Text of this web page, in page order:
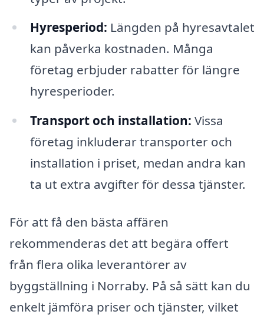
Hyresperiod: Längden på hyresavtalet
kan påverka kostnaden. Många
företag erbjuder rabatter för längre
hyresperioder.
Transport och installation: Vissa
företag inkluderar transporter och
installation i priset, medan andra kan
ta ut extra avgifter för dessa tjänster.
För att få den bästa affären
rekommenderas det att begära offert
från flera olika leverantörer av
byggställning i Norraby. På så sätt kan du
enkelt jämföra priser och tjänster, vilket